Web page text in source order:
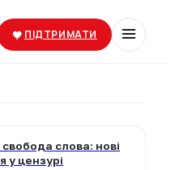
ПІДТРИМАТИ
свобода слова: нові
у цензурі